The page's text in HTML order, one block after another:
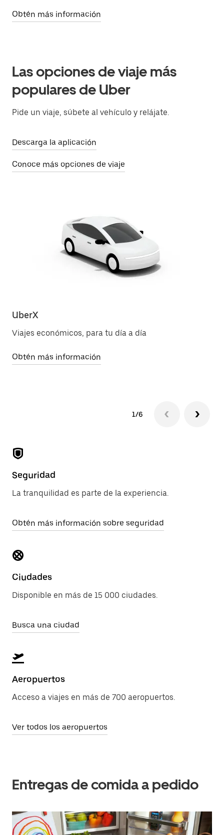
Obtén más información
Las opciones de viaje más
populares de Uber
Pide un viaje, súbete al vehículo y relájate.
Descarga la aplicación
Conoce más opciones de viaje
UberX
Viajes económicos, para tu día a día
Obtén más información
1/6
Seguridad
La tranquilidad es parte de la experiencia.
Obtén más información sobre seguridad
Ciudades
Disponible en más de 15 000 ciudades.
Busca una ciudad
Aeropuertos
Acceso a viajes en más de 700 aeropuertos.
Ver todos los aeropuertos
Entregas de comida a pedido